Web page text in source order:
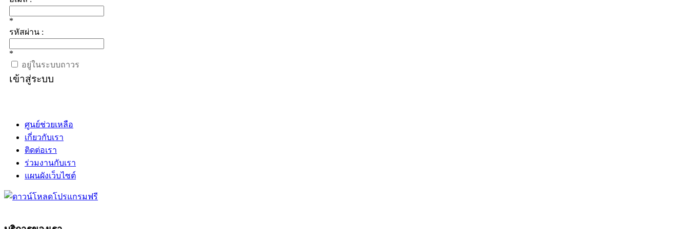
*
รหัสผ่าน :
*
อยู่ในระบบถาวร
เข้าสู่ระบบ
ศูนย์ช่วยเหลือ
เกี่ยวกับเรา
ติดต่อเรา
ร่วมงานกับเรา
แผนผังเว็บไซต์